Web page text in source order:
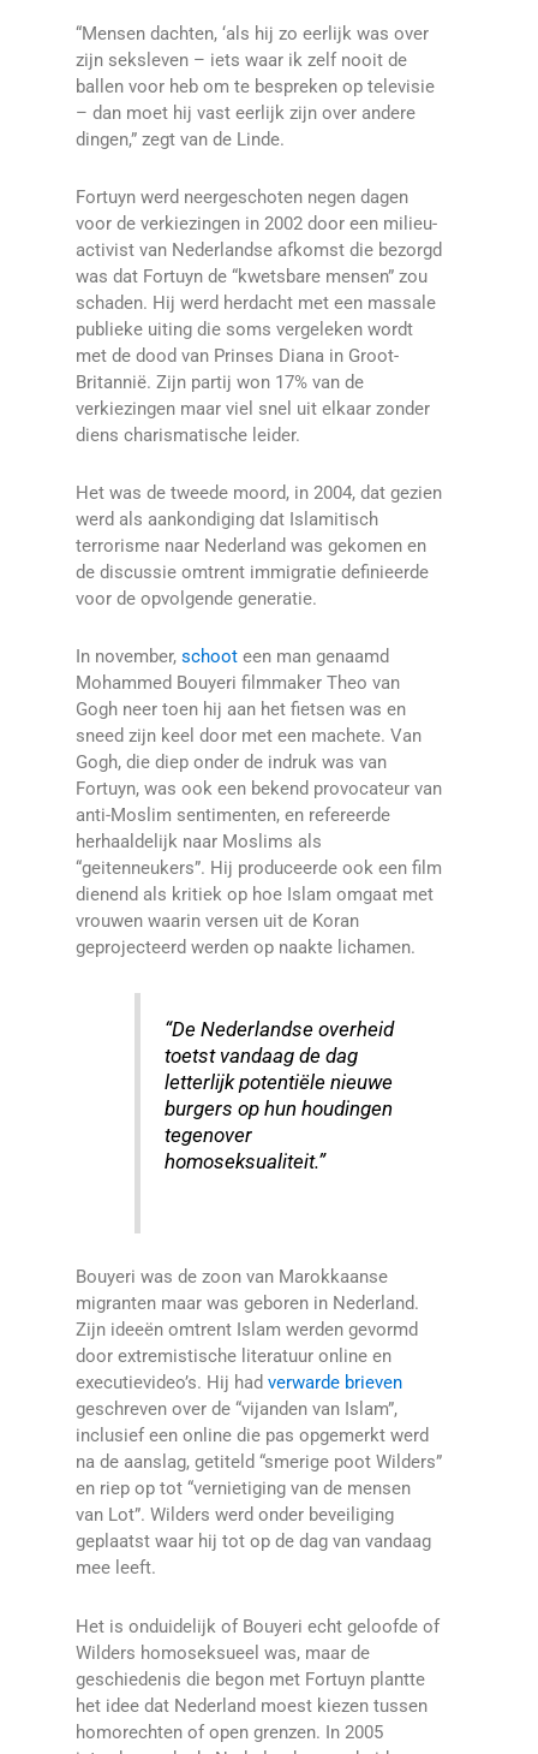
“Mensen dachten, ‘als hij zo eerlijk was over
zijn seksleven – iets waar ik zelf nooit de
ballen voor heb om te bespreken op televisie
– dan moet hij vast eerlijk zijn over andere
dingen,” zegt van de Linde.
Fortuyn werd neergeschoten negen dagen
voor de verkiezingen in 2002 door een milieu-
activist van Nederlandse afkomst die bezorgd
was dat Fortuyn de “kwetsbare mensen” zou
schaden. Hij werd herdacht met een massale
publieke uiting die soms vergeleken wordt
met de dood van Prinses Diana in Groot-
Britannië. Zijn partij won 17% van de
verkiezingen maar viel snel uit elkaar zonder
diens charismatische leider.
Het was de tweede moord, in 2004, dat gezien
werd als aankondiging dat Islamitisch
terrorisme naar Nederland was gekomen en
de discussie omtrent immigratie definieerde
voor de opvolgende generatie.
In november, schooteen man genaamd
Mohammed Bouyeri filmmaker Theo van
Gogh neer toen hij aan het fietsen was en
sneed zijn keel door met een machete. Van
Gogh, die diep onder de indruk was van
Fortuyn, was ook een bekend provocateur van
anti-Moslim sentimenten, en refereerde
herhaaldelijk naar Moslims als
“geitenneukers”. Hij produceerde ook een film
dienend als kritiek op hoe Islam omgaat met
vrouwen waarin versen uit de Koran
geprojecteerd werden op naakte lichamen.
“De Nederlandse overheid
toetst vandaag de dag
letterlijk potentiële nieuwe
burgers op hun houdingen
tegenover
homoseksualiteit.”
Bouyeri was de zoon van Marokkaanse
migranten maar was geboren in Nederland.
Zijn ideeën omtrent Islam werden gevormd
door extremistische literatuur online en
executievideo’s. Hij had verwarde brieven
geschreven over de “vijanden van Islam”,
inclusief een online die pas opgemerkt werd
na de aanslag, getiteld “smerige poot Wilders”
en riep op tot “vernietiging van de mensen
van Lot”. Wilders werd onder beveiliging
geplaatst waar hij tot op de dag van vandaag
mee leeft.
Het is onduidelijk of Bouyeri echt geloofde of
Wilders homoseksueel was, maar de
geschiedenis die begon met Fortuyn plantte
het idee dat Nederland moest kiezen tussen
homorechten of open grenzen. In 2005